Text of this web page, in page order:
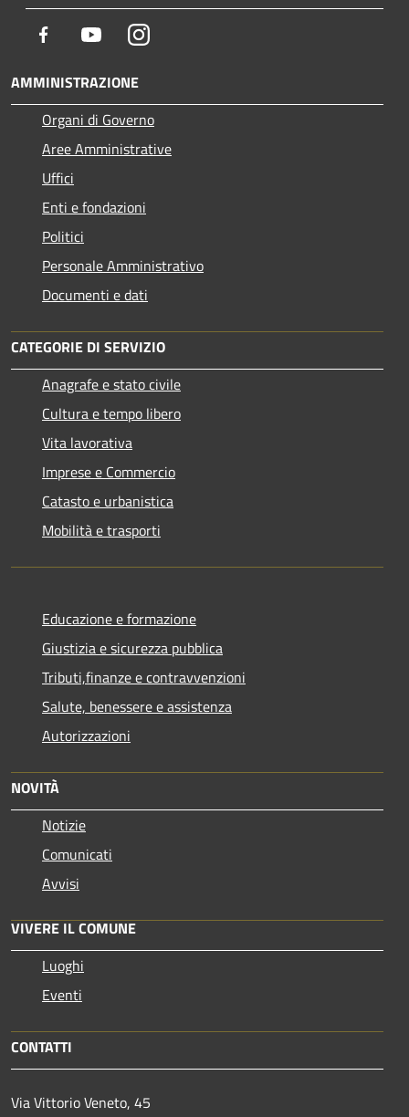
Facebook YoutubeInstagram
AMMINISTRAZIONE
Organi di Governo
Aree Amministrative
Uffici
Enti e fondazioni
Politici
Personale Amministrativo
Documenti e dati
CATEGORIE DI SERVIZIO
Anagrafe e stato civile
Cultura e tempo libero
Vita lavorativa
Imprese e Commercio
Catasto e urbanistica
Mobilità e trasporti
Educazione e formazione
Giustizia e sicurezza pubblica
Tributi,finanze e contravvenzioni
Salute, benessere e assistenza
Autorizzazioni
NOVITÀ
Notizie
Comunicati
Avvisi
VIVERE IL COMUNE
Luoghi
Eventi
CONTATTI
Via Vittorio Veneto, 45